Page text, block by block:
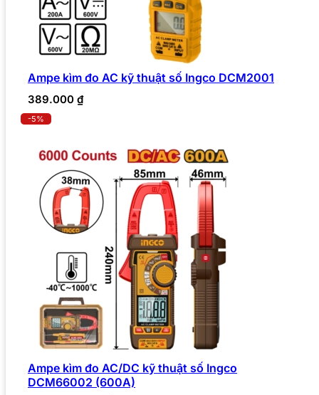
Ampe kìm đo AC kỹ thuật số Ingco DCM2001
389.000 ₫
-5%
Ampe kìm đo AC/DC kỹ thuật số Ingco
DCM66002 (600A)